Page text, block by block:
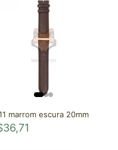
marrom escura 20mm
36,71